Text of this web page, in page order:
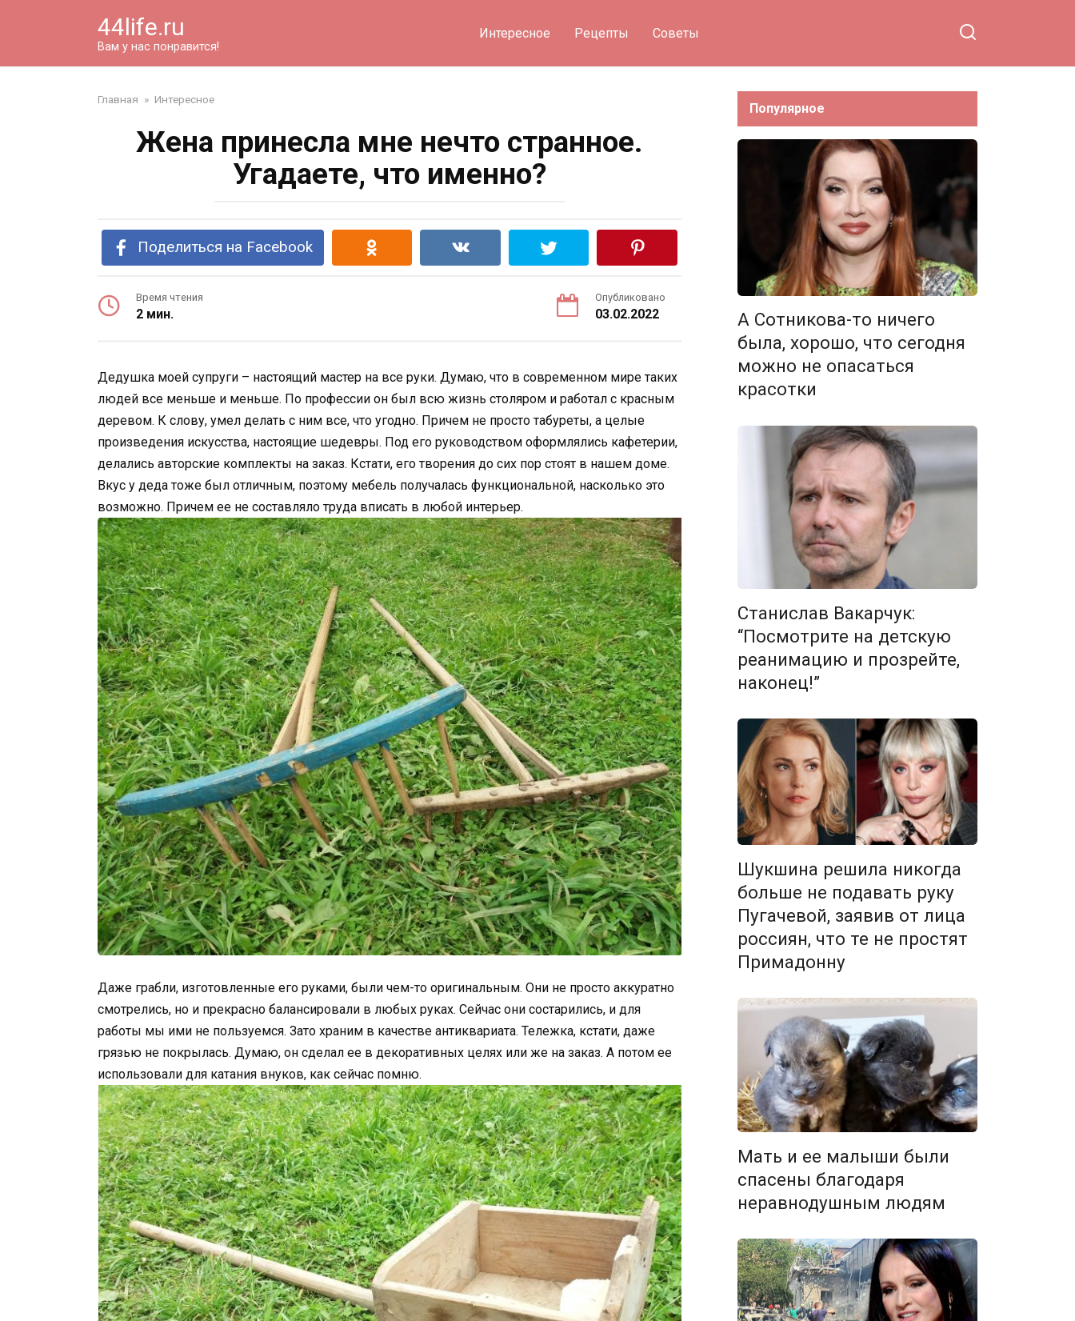
44life.ru
Вам у нас понравится!
Интересное Рецепты Советы
Главная » Интересное
Жена принесла мне нечто странное.
Угадаете, что именно?
Поделиться на Facebook
Время чтения
2 мин.
Опубликовано
03.02.2022
Дедушка моей супруги – настоящий мастер на все руки. Думаю, что в современном мире таких
людей все меньше и меньше. По профессии он был всю жизнь столяром и работал с красным
деревом. К слову, умел делать с ним все, что угодно. Причем не просто табуреты, а целые
произведения искусства, настоящие шедевры. Под его руководством оформлялись кафетерии,
делались авторские комплекты на заказ. Кстати, его творения до сих пор стоят в нашем доме.
Вкус у деда тоже был отличным, поэтому мебель получалась функциональной, насколько это
возможно. Причем ее не составляло труда вписать в любой интерьер.
Даже грабли, изготовленные его руками, были чем-то оригинальным. Они не просто аккуратно
смотрелись, но и прекрасно балансировали в любых руках. Сейчас они состарились, и для
работы мы ими не пользуемся. Зато храним в качестве антиквариата. Тележка, кстати, даже
грязью не покрылась. Думаю, он сделал ее в декоративных целях или же на заказ. А потом ее
использовали для катания внуков, как сейчас помню.
Популярное
А Сотникова-то ничего
была, хорошо, что сегодня
можно не опасаться
красотки
Станислав Вакарчук:
“Посмотрите на детскую
реанимацию и прозрейте,
наконец!”
Шукшина решила никогда
больше не подавать руку
Пугачевой, заявив от лица
россиян, что те не простят
Примадонну
Мать и ее малыши были
спасены благодаря
неравнодушным людям